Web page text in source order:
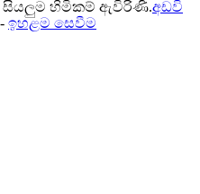
: සියලුම හිමිකම් ඇවිරිණි.අඩවි
- ඉහළම සෙවීම